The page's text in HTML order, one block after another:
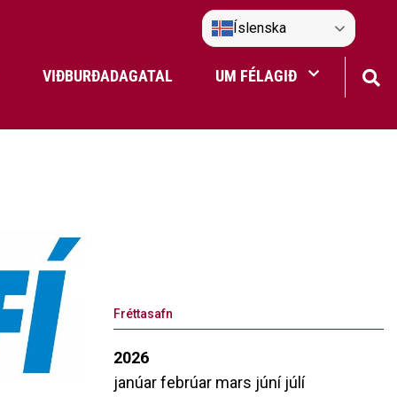
VIÐBURÐADAGATAL UM FÉLAGIÐ
Íslenska
Fréttasafn
2026
janúarfebrúar mars júní júlí